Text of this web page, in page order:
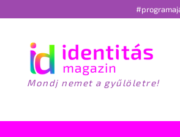
Mondj nemet a gyűlöletre!